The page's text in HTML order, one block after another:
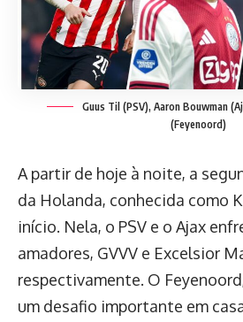
Guus Til (PSV), Aaron Bouwman
(Feyenoord)
A partir de hoje à noite, a
da Holanda, conhecida como
início. Nela, o PSV e o Ajax
amadores, GVVV e Excelsior
respectivamente. O
um desafio importante em